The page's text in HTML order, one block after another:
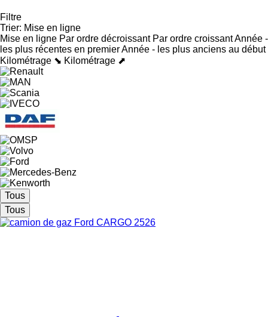
Filtre
Trier: Mise en ligne
Mise en ligne Par ordre décroissant Par ordre croissantAnnée -
les plus récentes en premierAnnée - les plus anciens au début
Kilométrage ⬊ Kilométrage ⬈
Tous
Tous